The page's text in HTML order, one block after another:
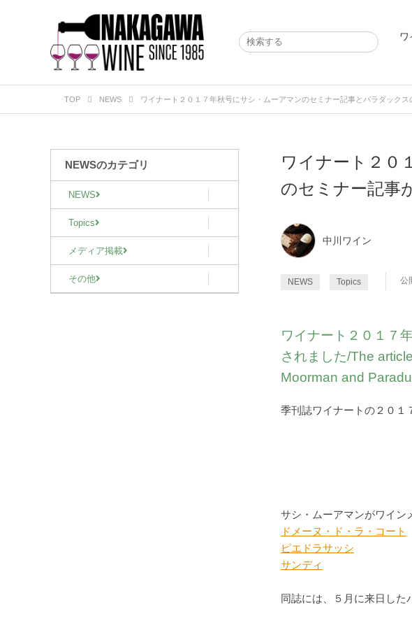
TOP NEWS ワイナート２０１７年秋号にサシ・ムーアマンのセミナー記事とパラダック
NEWSのカテゴリ
NEWS
Topics
メディア掲載
その他
ワイナート２０
のセミナー記事
中川ワイン
NEWS Topics 公
ワイナート２０１７
されました/The
Moorman and
季刊誌ワイナートの２０１
サシ・ムーアマンがワイン
ドメーヌ・ド・ラ・コート
ピエドラサッシ
サンディ
同誌には、５月に来日した